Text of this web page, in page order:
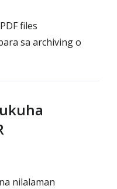
files
sa archiving o
nilalaman